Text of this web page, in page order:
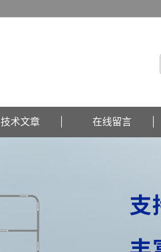
技术文章 在线留言